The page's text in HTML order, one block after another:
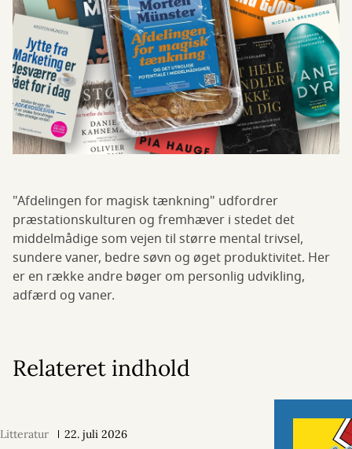
"Afdelingen for magisk tænkning" udfordrer
præstationskulturen og fremhæver i stedet det
middelmådige som vejen til større mental trivsel,
sundere vaner, bedre søvn og øget produktivitet. Her
er en række andre bøger om personlig udvikling,
adfærd og vaner.
Relateret indhold
Litteratur 22. juli 2026